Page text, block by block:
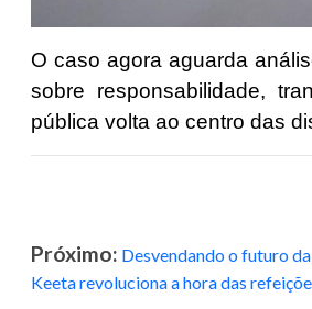
O caso agora aguarda
sobre responsabilidade,
pública volta ao centro das
Próximo: Desvendando o futuro
Keeta revoluciona a hora das